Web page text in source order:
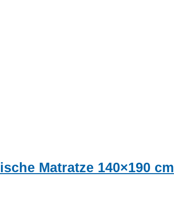
Matratze 140×190 cm